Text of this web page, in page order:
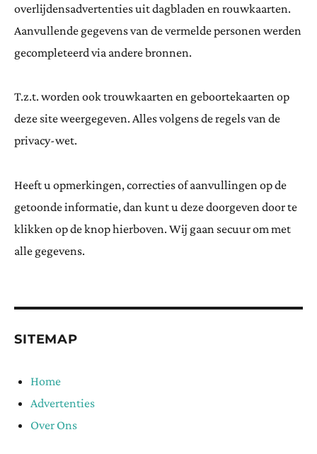
overlijdensadvertenties uit dagbladen en rouwkaarten.
Aanvullende gegevens van de vermelde personen werden
gecompleteerd via andere bronnen.
T.z.t. worden ook trouwkaarten en geboortekaarten op
deze site weergegeven. Alles volgens de regels van de
privacy-wet.
Heeft u opmerkingen, correcties of aanvullingen op de
getoonde informatie, dan kunt u deze doorgeven door te
klikken op de knop hierboven. Wij gaan secuur om met
alle gegevens.
SITEMAP
Home
Advertenties
Over Ons